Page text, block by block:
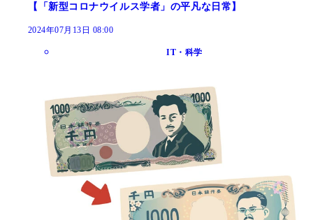
【「新型コロナウイルス学者」の平凡な日常】
2024年07月13日 08:00
IT・科学